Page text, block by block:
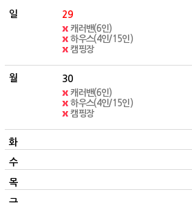
29
캐러밴(6인)
하우스(4인/15인)
캠핑장
30
캐러밴(6인)
하우스(4인/15인)
캠핑장